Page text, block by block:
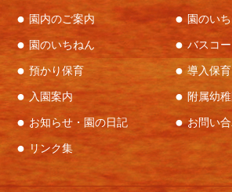
園内のご案内 園のい
園のいちねん バスコ
預かり保育 導入保育
入園案内 附属幼
お知らせ・園の日記 お問い
リンク集